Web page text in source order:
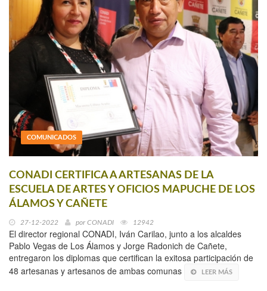
COMUNICADOS
CONADI CERTIFICA A ARTESANAS DE LA
ESCUELA DE ARTES Y OFICIOS MAPUCHE DE LOS
ÁLAMOS Y CAÑETE
27-12-2022 por CONADI 12942
El director regional CONADI, Iván Carilao, junto a los alcaldes
Pablo Vegas de Los Álamos y Jorge Radonich de Cañete,
entregaron los diplomas que certifican la exitosa participación de
48 artesanas y artesanos de ambas comunas
LEER MÁS